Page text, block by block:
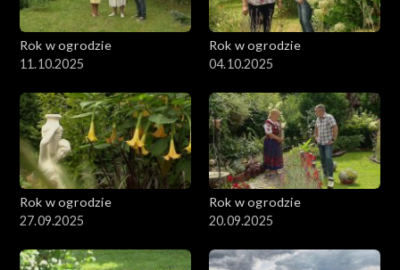
Rok w ogrodzie
11.10.2025
Rok w ogrodzie
04.10.2025
Rok w ogrodzie
27.09.2025
Rok w ogrodzie
20.09.2025